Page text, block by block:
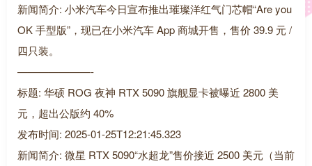
新闻简介: 小米汽车今日宣布推出璀璨洋红气门芯帽“Are you
OK 手型版”，现已在小米汽车 App 商城开售，售价 39.9 元 /
四只装。
———————-
标题: 华硕 ROG 夜神 RTX 5090 旗舰显卡被曝近 2800 美
元，超出公版约 40%
发布时间: 2025-01-25T12:21:45.323
新闻简介: 微星 RTX 5090“水超龙”售价接近 2500 美元（当前